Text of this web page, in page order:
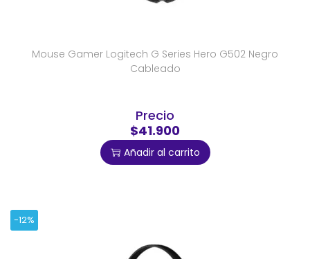
Mouse Gamer Logitech G Series Hero G502 Negro
Cableado
Precio
$41.900
Añadir al carrito
-12%